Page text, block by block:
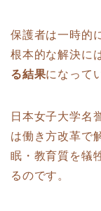
保護者は一時的
根本的な解決に
る結果になって
日本女子大学名
は働き方改革で
眠・教育質を犠
るのです。